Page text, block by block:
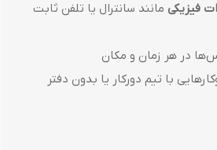
فیزیکی مانند سانترال یا تلفن ثابت
در هر زمان و مکان
با تیم دورکار یا بدون دفتر